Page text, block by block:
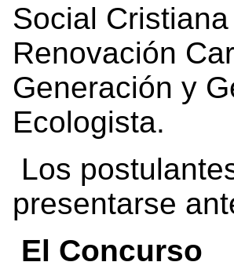
Social
Renovación
Generación y
Ecologista.
Los
presentarse
El Concurso